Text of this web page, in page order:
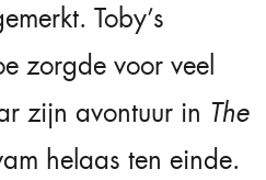
Toby’s
zorgde voor veel
zijn avontuur in The
helaas ten einde.